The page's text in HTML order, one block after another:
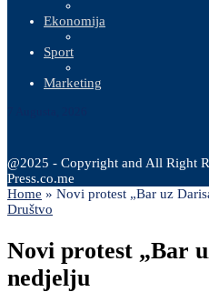
Ekonomija
Sport
Marketing
@2025 - Copyright and All Right
Press.co.me
Home » Novi protest „Bar uz
Društvo
Novi protest „Bar
nedjelju